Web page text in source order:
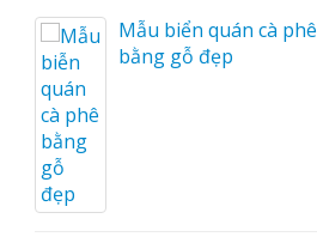
Mẫu biển quán cà phê
bằng gỗ đẹp